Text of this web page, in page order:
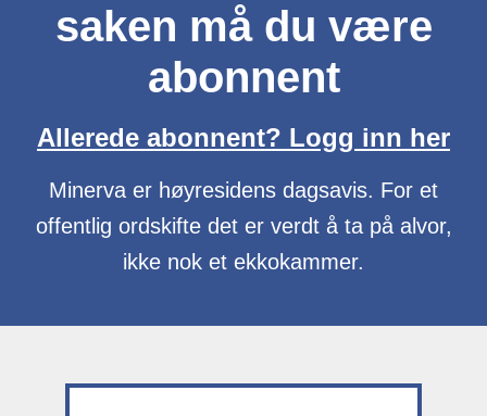
saken må du være
abonnent
Allerede abonnent? Logg inn her
Minerva er høyresidens dagsavis. For et
offentlig ordskifte det er verdt å ta på alvor,
ikke nok et ekkokammer.